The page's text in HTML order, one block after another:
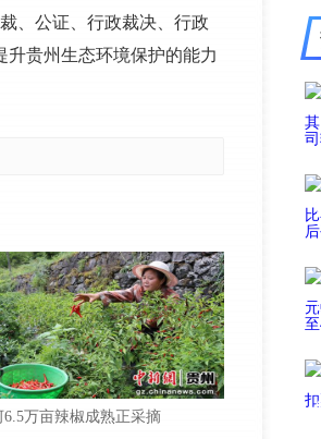
、公证、行政裁决、行政
贵州生态环境保护的能力
6.5万亩辣椒成熟正采摘